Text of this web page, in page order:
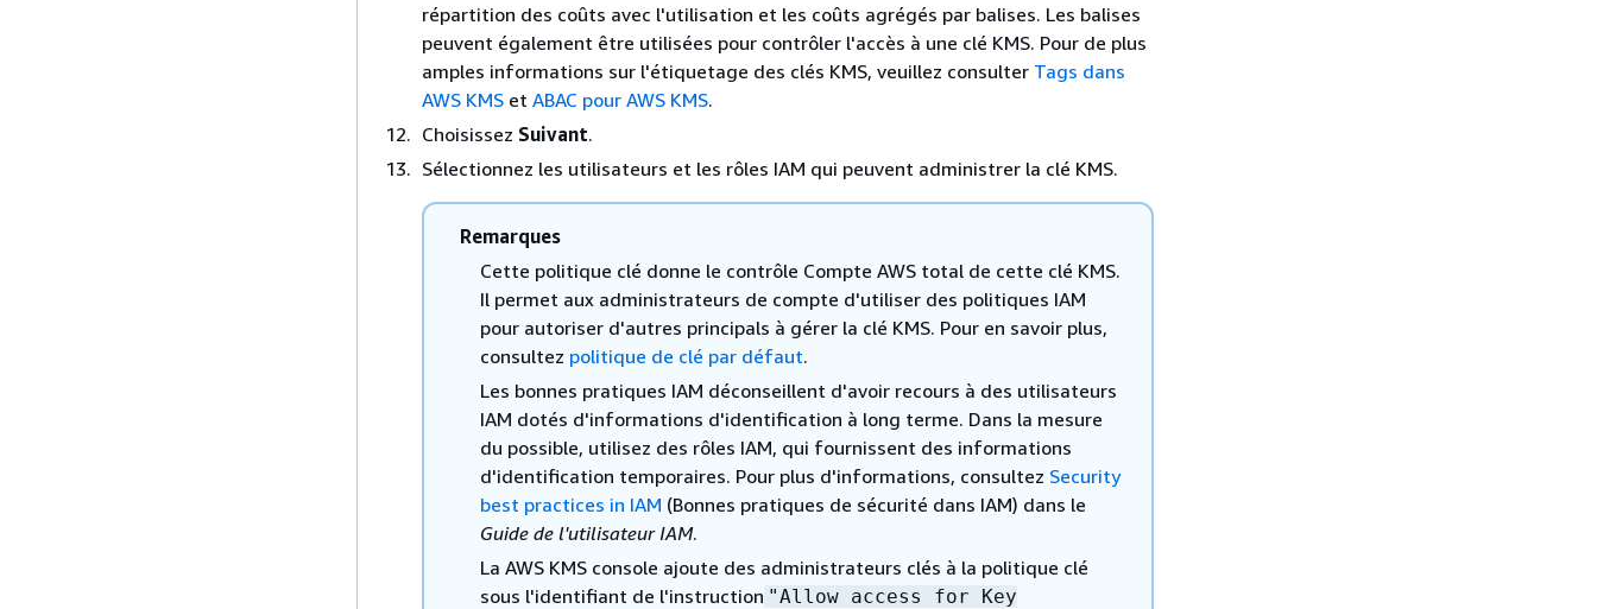
répartition des coûts avec l'utilisation et les coûts agrégés par balises. Les balises
peuvent également être utilisées pour contrôler l'accès à une clé KMS. Pour de plus
amples informations sur l'étiquetage des clés KMS, veuillez consulter Tags dans
AWS KMS et ABAC pour AWS KMS.
Choisissez Suivant.
Sélectionnez les utilisateurs et les rôles IAM qui peuvent administrer la clé KMS.
Remarques
Cette politique clé donne le contrôle Compte AWS total de cette clé KMS.
Il permet aux administrateurs de compte d'utiliser des politiques IAM
pour autoriser d'autres principals à gérer la clé KMS. Pour en savoir plus,
consultez politique de clé par défaut.
Les bonnes pratiques IAM déconseillent d'avoir recours à des utilisateurs
IAM dotés d'informations d'identification à long terme. Dans la mesure
du possible, utilisez des rôles IAM, qui fournissent des informations
d'identification temporaires. Pour plus d'informations, consultez Security
best practices in IAM (Bonnes pratiques de sécurité dans IAM) dans le
Guide de l'utilisateur IAM.
La AWS KMS console ajoute des administrateurs clés à la politique clé
sous l'identifiant de l'instruction "Allow access for Key